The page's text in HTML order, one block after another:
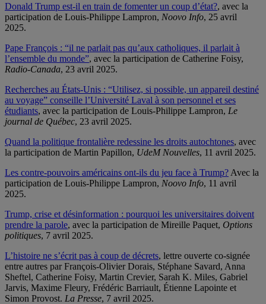
Donald Trump est-il en train de fomenter un coup d’état?, avec la
participation de Louis-Philippe Lampron, Noovo Info, 25 avril
2025.
Pape François : “il ne parlait pas qu’aux catholiques, il parlait à
l’ensemble du monde”, avec la participation de Catherine Foisy,
Radio-Canada, 23 avril 2025.
Recherches au États-Unis : “Utilisez, si possible, un appareil destiné
au voyage” conseille l’Université Laval à son personnel et ses
étudiants, avec la participation de Louis-Philippe Lampron, Le
journal de Québec, 23 avril 2025.
Quand la politique frontalière redessine les droits autochtones, avec
la participation de Martin Papillon, UdeM Nouvelles, 11 avril 2025.
Les contre-pouvoirs américains ont-ils du jeu face à Trump? Avec la
participation de Louis-Philippe Lampron, Noovo Info, 11 avril
2025.
Trump, crise et désinformation : pourquoi les universitaires doivent
prendre la parole, avec la participation de Mireille Paquet, Options
politiques, 7 avril 2025.
L’histoire ne s’écrit pas à coup de décrets, lettre ouverte co-signée
entre autres par François-Olivier Dorais, Stéphane Savard, Anna
Sheftel, Catherine Foisy, Martin Crevier, Sarah K. Miles, Gabriel
Jarvis, Maxime Fleury, Frédéric Barriault, Étienne Lapointe et
Simon Provost. La Presse, 7 avril 2025.